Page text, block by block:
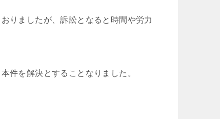
りましたが、訴訟となると時間や労力
件を解決とすることなりました。